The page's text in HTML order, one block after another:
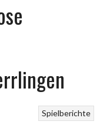
Spielberichte